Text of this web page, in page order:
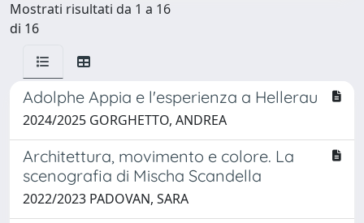
Mostrati risultati da 1 a 16
di 16
Adolphe Appia e l'esperienza a Hellerau
2024/2025 GORGHETTO, ANDREA
Architettura, movimento e colore. La
scenografia di Mischa Scandella
2022/2023 PADOVAN, SARA